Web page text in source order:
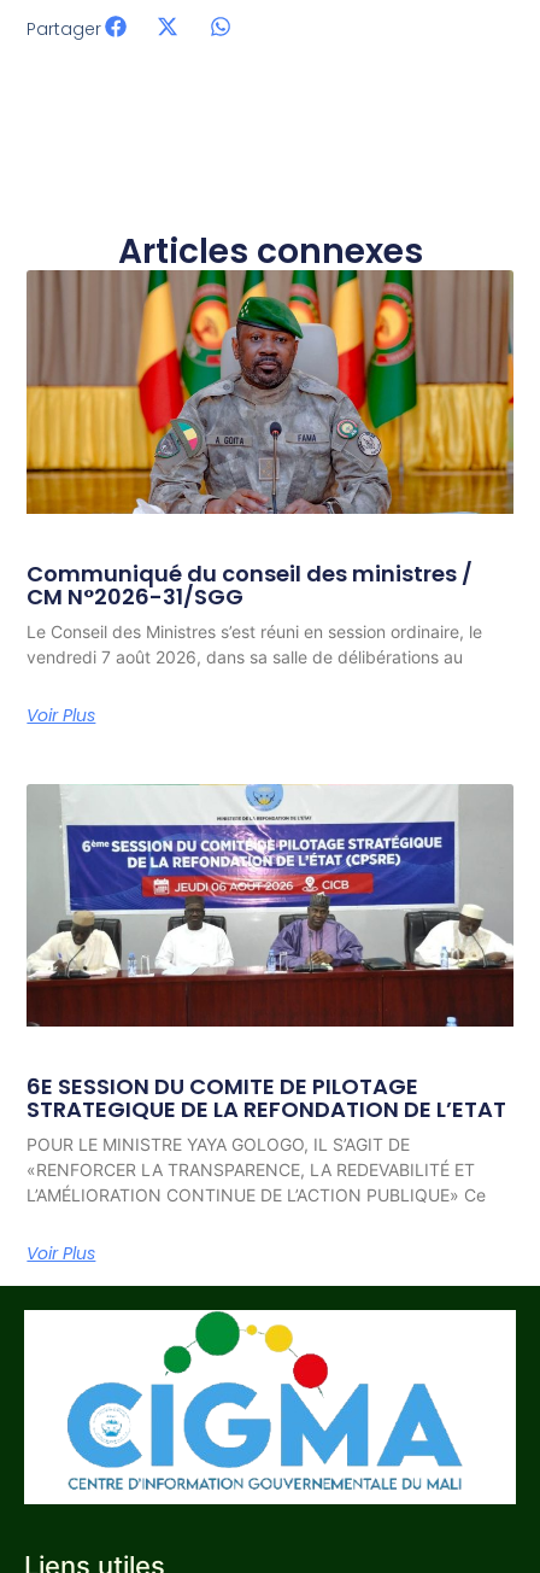
Partager
Articles connexes
Communiqué du conseil des ministres /
CM N°2026-31/SGG
Le Conseil des Ministres s’est réuni en session ordinaire, le
vendredi 7 août 2026, dans sa salle de délibérations au
Voir Plus
6E SESSION DU COMITE DE PILOTAGE
STRATEGIQUE DE LA REFONDATION DE L’ETAT
POUR LE MINISTRE YAYA GOLOGO, IL S’AGIT DE
«RENFORCER LA TRANSPARENCE, LA REDEVABILITÉ ET
L’AMÉLIORATION CONTINUE DE L’ACTION PUBLIQUE» Ce
Voir Plus
Liens utiles